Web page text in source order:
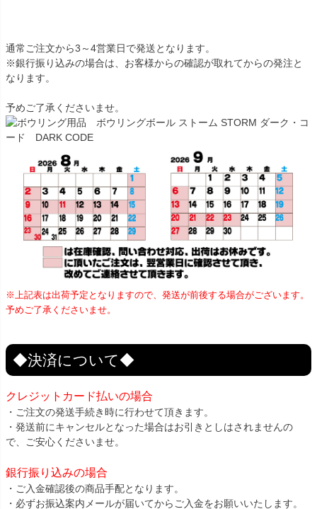
通常ご注文から3～4営業日で発送となります。
※銀行振り込みの場合は、お客様からの確認が取れてからの発注と
なります。
予めご了承くださいませ。
※上記表は出荷予定となりますので、発送が前後する場合がございます。
予めご了承くださいませ。
◆決済について◆
クレジットカード払いの場合
・ご注文の発送手続き時に行わせて頂きます。
・発送前にキャンセルとなった場合はお引きとしはされませんの
で、ご安心くださいませ。
銀行振り込みの場合
・ご入金確認後の商品手配となります。
・必ずお振込案内メールが届いてからご入金をお願いいたします。